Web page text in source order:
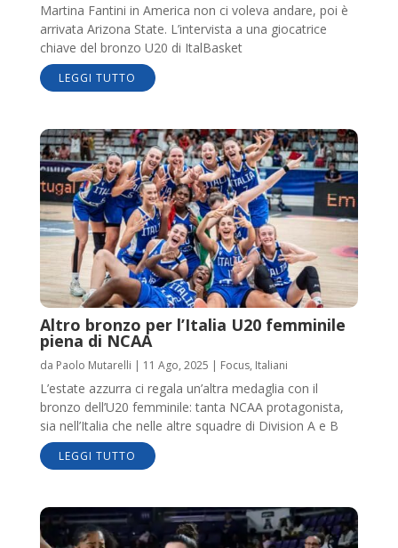
Martina Fantini in America non ci voleva andare, poi è
arrivata Arizona State. L’intervista a una giocatrice
chiave del bronzo U20 di ItalBasket
LEGGI TUTTO
Altro bronzo per l’Italia U20 femminile
piena di NCAA
da Paolo Mutarelli | 11 Ago, 2025 | Focus, Italiani
L’estate azzurra ci regala un’altra medaglia con il
bronzo dell’U20 femminile: tanta NCAA protagonista,
sia nell’Italia che nelle altre squadre di Division A e B
LEGGI TUTTO